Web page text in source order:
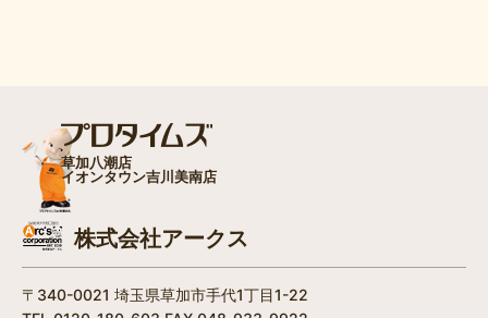
草加八潮店
イオンタウン吉川美南店
株式会社アークス
〒340-0021 埼玉県草加市手代1丁目1-22